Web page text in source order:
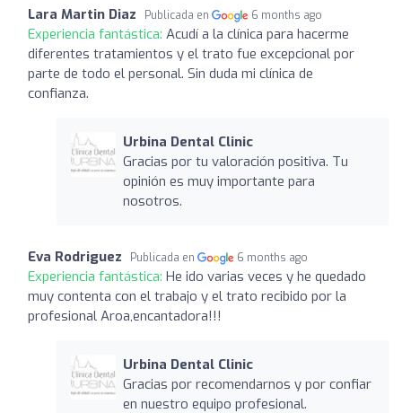
Lara Martin Diaz Publicada en 6 months ago
Experiencia fantástica: Acudí a la clínica para hacerme
diferentes tratamientos y el trato fue excepcional por
parte de todo el personal. Sin duda mi clínica de
confianza.
Urbina Dental Clinic
Gracias por tu valoración positiva. Tu
opinión es muy importante para
nosotros.
Eva Rodriguez Publicada en 6 months ago
Experiencia fantástica: He ido varias veces y he quedado
muy contenta con el trabajo y el trato recibido por la
profesional Aroa,encantadora!!!
Urbina Dental Clinic
Gracias por recomendarnos y por confiar
en nuestro equipo profesional.